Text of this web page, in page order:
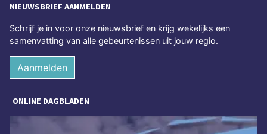
NIEUWSBRIEF AANMELDEN
Schrijf je in voor onze nieuwsbrief en krijg wekelijks een
samenvatting van alle gebeurtenissen uit jouw regio.
Aanmelden
ONLINE DAGBLADEN